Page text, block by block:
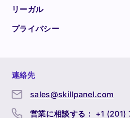
リーガル
プライバシー
連絡先
sales@skillpanel.com
営業に相談する： +1